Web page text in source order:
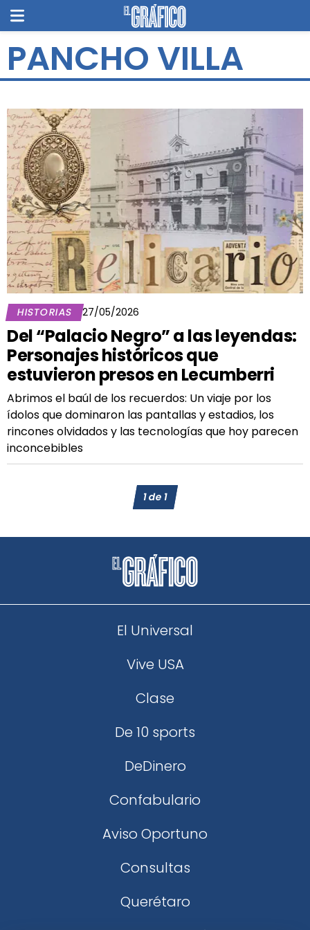
PANCHO VILLA
HISTORIAS 27/05/2026
Del “Palacio Negro” a las leyendas:
Personajes históricos que
estuvieron presos en Lecumberri
Abrimos el baúl de los recuerdos: Un viaje por los
ídolos que dominaron las pantallas y estadios, los
rincones olvidados y las tecnologías que hoy parecen
inconcebibles
1de1
El Universal
Vive USA
Clase
De 10 sports
DeDinero
Confabulario
Aviso Oportuno
Consultas
Querétaro